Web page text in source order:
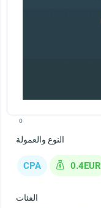
0
النوع والعمولة
CPA 0.4EUR
الفئات